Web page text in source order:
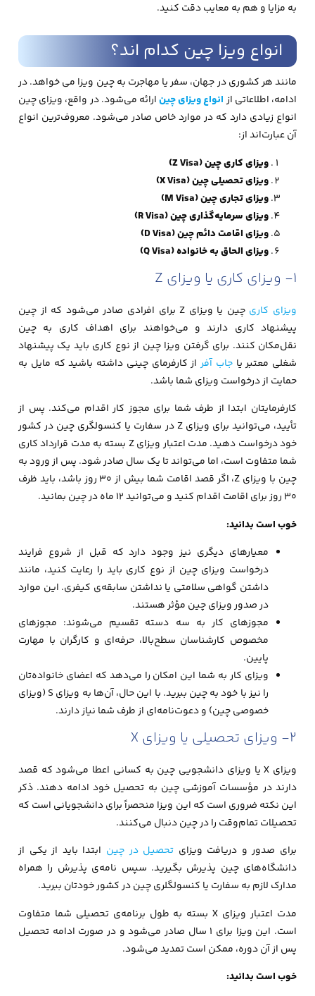
به مزایا و هم به معایب دقت کنید.
انواع ویزا چین کدام اند؟
مانند هر کشوری در جهان، سفر یا مهاجرت به چین ویزا می خواهد. در
ادامه، اطلاعاتی از انواع ویزای چینارائه می‌شود. در واقع، ویزای چین
انواع زیادی دارد که در موارد خاص صادر می‌شود. معروف‌ترین انواع
آن عبارت‌اند از:
ویزای کاری چین (Z Visa)
ویزای تحصیلی چین (X Visa)
ویزای تجاری چین (M Visa)
ویزای سرمایه‌گذاری چین (R Visa)
ویزای اقامت دائم چین (D Visa)
ویزای الحاق به خانواده (Q Visa)
1- ویزای کاری یا ویزای Z
ویزای کاری
چین یا ویزای Z برای افرادی صادر می‌شود که از چین
پیشنهاد کاری دارند و می‌خواهند برای اهداف کاری به چین
نقل‌مکان کنند. برای گرفتن ویزا چین از نوع کاری باید یک پیشنهاد
شغلی معتبر یاجاب آفر از کارفرمای چینی داشته باشید که مایل به
حمایت از درخواست ویزای شما باشد.
کارفرمایتان ابتدا از طرف شما برای مجوز کار اقدام می‌کند. پس از
تأیید، می‌توانید برای ویزای Z در سفارت یا کنسولگری چین در کشور
خود درخواست دهید. مدت اعتبار ویزای Z بسته به مدت قرارداد کاری
شما متفاوت است، اما می‌تواند تا یک سال صادر شود. پس از ورود به
چین با ویزای Z، اگر قصد اقامت شما بیش از ۳۰ روز باشد، باید ظرف
۳۰ روز برای اقامت اقدام کنید و می‌توانید ۱۲ ماه در چین بمانید.
خوب است بدانید:
معیارهای دیگری نیز وجود دارد که قبل از شروع فرایند
درخواست ویزای چین از نوع کاری باید را رعایت کنید، مانند
داشتن گواهی سلامتی یا نداشتن سابقه‌ی کیفری. این موارد
در صدور ویزای چین مؤثر هستند.
مجوزهای کار به سه دسته تقسیم می‌شوند: مجوزهای
مخصوص کارشناسان سطح‌بالا، حرفه‌ای و کارگران با مهارت
پایین.
ویزای کار به شما این امکان را می‌دهد که اعضای خانواده‌‌تان
را نیز با خود به چین ببرید. با این حال، آن‌ها به ویزای S (ویزای
خصوصی چین) و دعوت‌نامه‌ای از طرف شما نیاز دارند.
2- ویزای تحصیلی یا ویزای X
ویزای X یا ویزای دانشجویی چین به کسانی اعطا می‌شود که قصد
دارند در مؤسسات آموزشی چین به تحصیل خود ادامه دهند. ذکر
این نکته ضروری است که این ویزا منحصراً برای دانشجویانی است که
تحصیلات تمام‌وقت را در چین دنبال می‌کنند.
برای صدور و دریافت ویزای تحصیل در چین ابتدا باید از یکی از
دانشگاه‌های چین پذیرش بگیرید. سپس نامه‌ی پذیرش را همراه
مدارک لازم به سفارت یا کنسولگلری چین در کشور خودتان ببرید.
مدت اعتبار ویزای X بسته به طول برنامه‌ی تحصیلی شما متفاوت
است. این ویزا برای ۱ سال صادر می‌شود و در صورت ادامه تحصیل
پس از آن دوره، ممکن است تمدید می‌شود.
خوب است بدانید: